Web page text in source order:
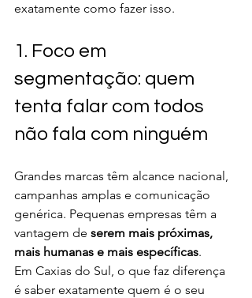
exatamente como fazer isso.
1. Foco em
segmentação: quem
tenta falar com todos
não fala com ninguém
Grandes marcas têm alcance nacional,
campanhas amplas e comunicação
genérica. Pequenas empresas têm a
vantagem de serem mais próximas,
mais humanas e mais específicas.
Em Caxias do Sul, o que faz diferença
é saber exatamente quem é o seu